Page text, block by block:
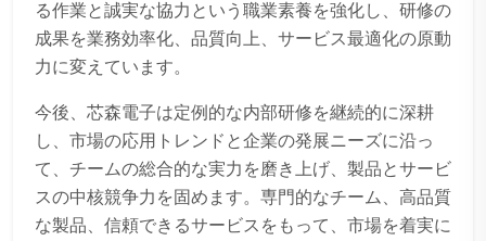
る作業と誠実な協力という職業素養を強化し、研修の
成果を業務効率化、品質向上、サービス最適化の原動
力に変えています。
今後、芯森電子は定例的な内部研修を継続的に深耕
し、市場の応用トレンドと企業の発展ニーズに沿っ
て、チームの総合的な実力を磨き上げ、製品とサービ
スの中核競争力を固めます。専門的なチーム、高品質
な製品、信頼できるサービスをもって、市場を着実に